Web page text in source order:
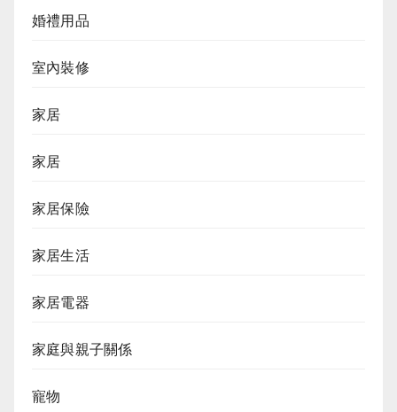
婚禮用品
室內裝修
家居
家居
家居保險
家居生活
家居電器
家庭與親子關係
寵物